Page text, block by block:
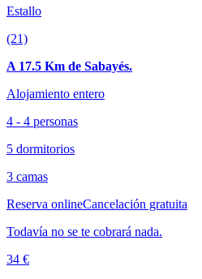
Estallo
(21)
A 17.5 Km de Sabayés.
Alojamiento entero
4 - 4 personas
5 dormitorios
3 camas
Reserva onlineCancelación gratuita
Todavía no se te cobrará nada.
34 €